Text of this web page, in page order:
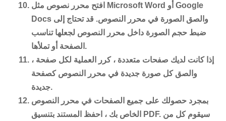
افتح محرر نصوص مثل Microsoft Word أو Google
Docs والصق الصورة في محرر النصوص. قد تحتاج إلى
ضبط حجم الصورة داخل محرر النصوص لجعلها تناسب
الصفحة أو تملأها.
إذا كانت لديك صفحات متعددة ، كرر العملية لكل صفحة ،
والصق كل صورة جديدة في محرر النصوص كصفحة
جديدة.
بمجرد حصولك على جميع الصفحات في محرر النصوص
الخاص بك ، احفظ المستند بتنسيق PDF. سيقوم كل من